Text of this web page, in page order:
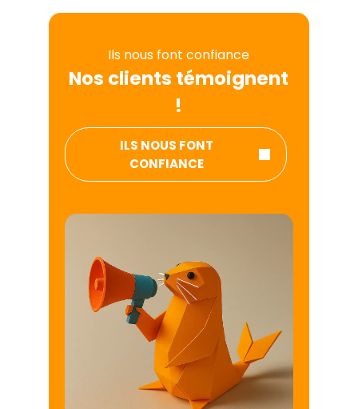
Ils nous font confiance
Nos clients témoignent
!
ILS NOUS FONT
CONFIANCE